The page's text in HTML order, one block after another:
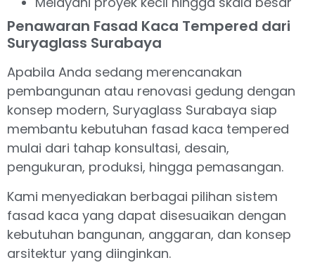
Penawaran Fasad Kaca Tempered dari
Suryaglass Surabaya
Apabila Anda sedang merencanakan
pembangunan atau renovasi gedung dengan
konsep modern, Suryaglass Surabaya siap
membantu kebutuhan fasad kaca tempered
mulai dari tahap konsultasi, desain,
pengukuran, produksi, hingga pemasangan.
Kami menyediakan berbagai pilihan sistem
fasad kaca yang dapat disesuaikan dengan
kebutuhan bangunan, anggaran, dan konsep
arsitektur yang diinginkan.